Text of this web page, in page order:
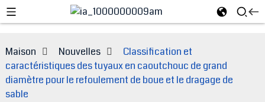
Maison Nouvelles
Classification et
caractéristiques des tuyaux en caoutchouc de grand
diamètre pour le refoulement de boue et le dragage de
sable